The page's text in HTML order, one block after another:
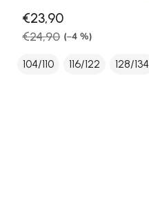
€23,90
€24,90 (–4 %)
104/110 116/122 128/134